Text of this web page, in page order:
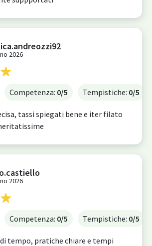
2026
Competenza: 0/5 Tempistiche: 0/5
tassi spiegati bene e iter filato
2026
Competenza: 0/5 Tempistiche: 0/5
tempo, pratiche chiare e tempi